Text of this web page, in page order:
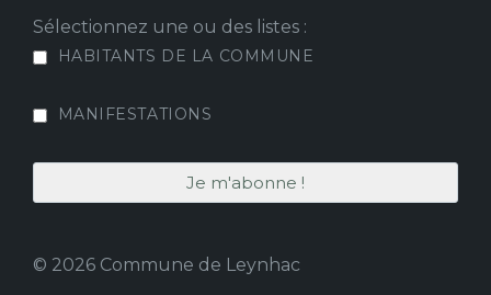
Sélectionnez une ou des listes :
HABITANTS DE LA COMMUNE
MANIFESTATIONS
© 2026 Commune de Leynhac